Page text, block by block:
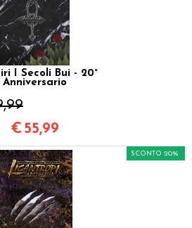
I Secoli Bui - 20°
Anniversario
€ 55,99
SCONTO 20%